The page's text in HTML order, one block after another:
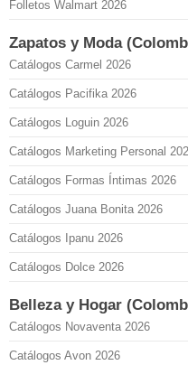
Folletos Walmart 2026
Zapatos y Moda
Catálogos Carmel 2026
Catálogos Pacifika 2026
Catálogos Loguin 2026
Catálogos Marketing Personal
Catálogos Formas Íntimas 2026
Catálogos Juana Bonita 2026
Catálogos Ipanu 2026
Catálogos Dolce 2026
Belleza y Hogar
Catálogos Novaventa 2026
Catálogos Avon 2026